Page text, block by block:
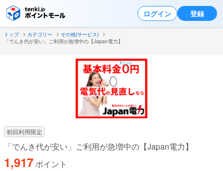
ログイン 登録
トップ カテゴリー
その他(サービス)
「でんき代が安い」ご利用が急増中の【Japan電力】
初回利用限定
「でんき代が安い」ご利用が急増中の【Japan電力】
1,917ポイント